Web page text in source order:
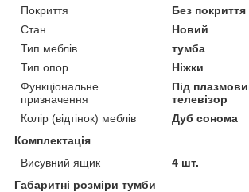
Покриття
Без покриття
Стан
Новий
Тип меблів
тумба
Тип опор
Ніжки
Функціональне
призначення
Під
телевізор
Колір (відтінок) меблів
Дуб сонома
Комплектація
Висувний ящик
4 шт.
Габаритні розміри тумби